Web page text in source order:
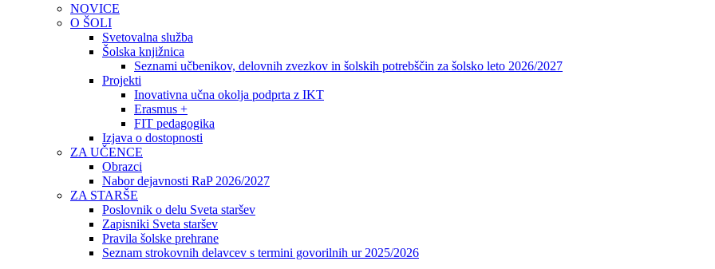
NOVICE
O ŠOLI
Svetovalna služba
Šolska knjižnica
Seznami učbenikov, delovnih zvezkov in šolskih potrebščin za šolsko leto 2026/2027
Projekti
Inovativna učna okolja podprta z IKT
Erasmus +
FIT pedagogika
Izjava o dostopnosti
ZA UČENCE
Obrazci
Nabor dejavnosti RaP 2026/2027
ZA STARŠE
Poslovnik o delu Sveta staršev
Zapisniki Sveta staršev
Pravila šolske prehrane
Seznam strokovnih delavcev s termini govorilnih ur 2025/2026